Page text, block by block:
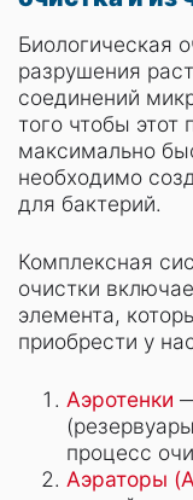
Биологическая
разрушения
соединений
того чтобы этот
максимально
необходимо
для бактерий.
Комплексная
очистки
элемента,
приобрести у
Аэротенки
процесс
Аэраторы (